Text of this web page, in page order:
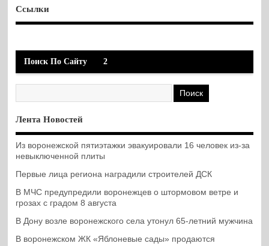
Ссылки
Поиск По Сайту 2
Лента Новостей
Из воронежской пятиэтажки эвакуировали 16 человек из-за
невыключенной плиты
Первые лица региона наградили строителей ДСК
В МЧС предупредили воронежцев о штормовом ветре и
грозах с градом 8 августа
В Дону возле воронежского села утонул 65-летний мужчина
В воронежском ЖК «Яблоневые сады» продаются